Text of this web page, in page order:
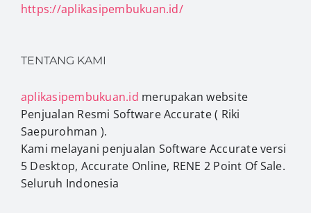
https://aplikasipembukuan.id/
TENTANG KAMI
aplikasipembukuan.id merupakan website
Penjualan Resmi Software Accurate ( Riki
Saepurohman ).
Kami melayani penjualan Software Accurate versi
5 Desktop, Accurate Online, RENE 2 Point Of Sale.
Seluruh Indonesia